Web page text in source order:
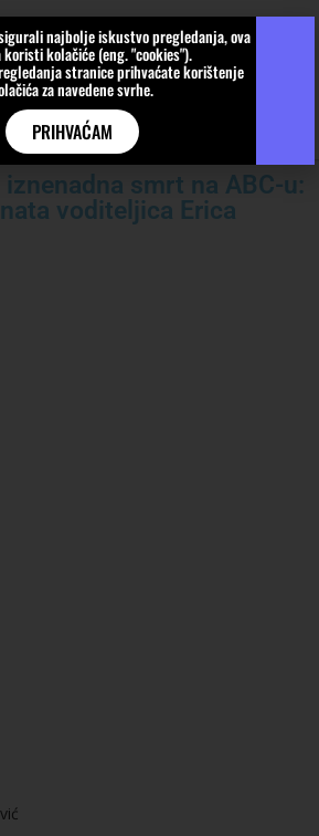
smrt na ABC-u:
voditeljica Erica
najbolje iskustvo pregledanja, ova
kolačiće (eng. "cookies").
stranice prihvaćate korištenje
za navedene svrhe.
PRIHVAĆAM